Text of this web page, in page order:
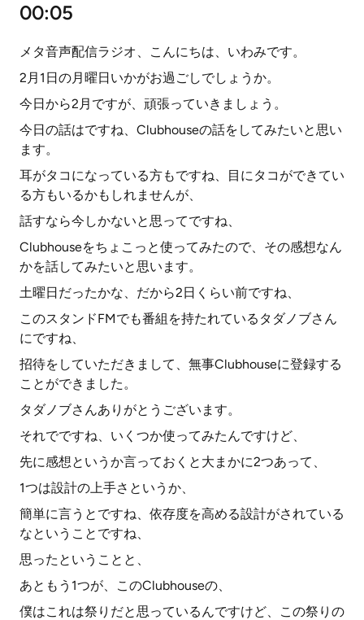
00:05
メタ音声配信ラジオ、こんにちは、いわみです。
2月1日の月曜日いかがお過ごしでしょうか。
今日から2月ですが、頑張っていきましょう。
今日の話はですね、Clubhouseの話をしてみたいと思い
ます。
耳がタコになっている方もですね、目にタコができてい
る方もいるかもしれませんが、
話すなら今しかないと思ってですね、
Clubhouseをちょこっと使ってみたので、その感想なん
かを話してみたいと思います。
土曜日だったかな、だから2日くらい前ですね、
このスタンドFMでも番組を持たれているタダノブさん
にですね、
招待をしていただきまして、無事Clubhouseに登録する
ことができました。
タダノブさんありがとうございます。
それでですね、いくつか使ってみたんですけど、
先に感想というか言っておくと大まかに2つあって、
1つは設計の上手さというか、
簡単に言うとですね、依存度を高める設計がされている
なということですね、
思ったということと、
あともう1つが、このClubhouseの、
僕はこれは祭りだと思っているんですけど、この祭りの